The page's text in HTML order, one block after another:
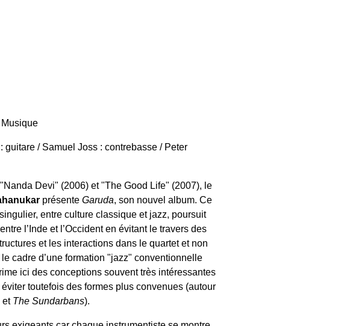
/ Samuel Joss : contrebasse / Peter
Devi" (2006) et "The Good Life" (2007), le
présenteGaruda, son nouvel album. Ce
entre culture classique et jazz, poursuit
l’Inde et l’Occident en évitant le travers des
et les interactions dans le quartet et non
cadre d’une formation "jazz" conventionnelle
ici des conceptions souvent très intéressantes
toutefois des formes plus convenues (autour
et The Sundarbans).